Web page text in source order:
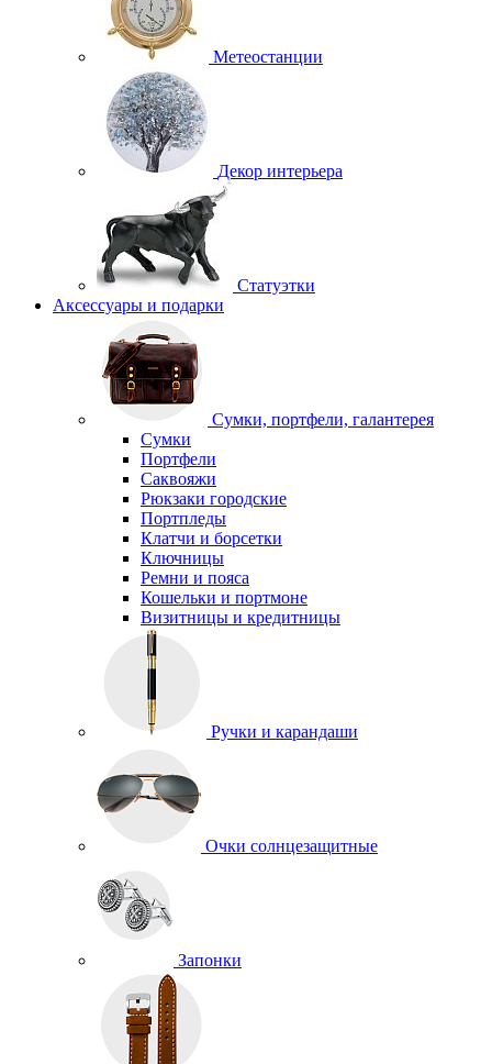
Метеостанции
Декор интерьера
Статуэтки
Аксессуары и подарки
Сумки, портфели, галантерея
Сумки
Портфели
Саквояжи
Рюкзаки городские
Портпледы
Клатчи и борсетки
Ключницы
Ремни и пояса
Кошельки и портмоне
Визитницы и кредитницы
Ручки и карандаши
Очки солнцезащитные
Запонки